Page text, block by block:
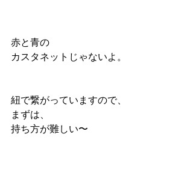
赤と青の
カスタネットじゃないよ。
紐で繋がっていますので、
まずは、
持ち方が難しい〜